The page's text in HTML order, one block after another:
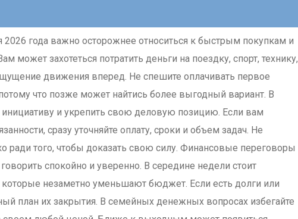
года важно осторожнее относиться к быстрым покупкам и
захотеться потратить деньги на поездку, спорт, технику,
движения вперед. Не спешите оплачивать первое
что позже может найтись более выгодный вариант. В
инициативу и укрепить свою деловую позицию. Если вам
сразу уточняйте оплату, сроки и объем задач. Не
ради того, чтобы доказать свою силу. Финансовые переговоры
спокойно и уверенно. В середине недели стоит
незаметно уменьшают бюджет. Если есть долги или
план их закрытия. В семейных денежных вопросах избегайте